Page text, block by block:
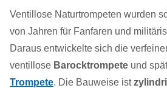
Ventillose Naturtrompeten wurden
von Jahren für Fanfaren und
Daraus entwickelte sich die
ventillose Barocktrompete und
Trompete. Die Bauweise ist